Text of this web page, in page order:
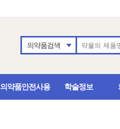
의약품검색
의약품안전사용 학술정보